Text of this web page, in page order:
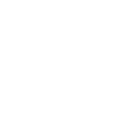
às implicações
Educação, Ana Maria